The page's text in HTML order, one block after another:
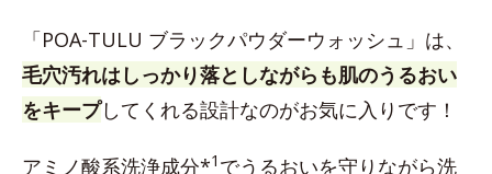
「POA-TULU ブラックパウダーウォッシュ」は、
毛穴汚れはしっかり落としながらも肌のうるおい
をキープしてくれる設計なのがお気に入りです！
アミノ酸系洗浄成分*1 でうるおいを守りながら洗